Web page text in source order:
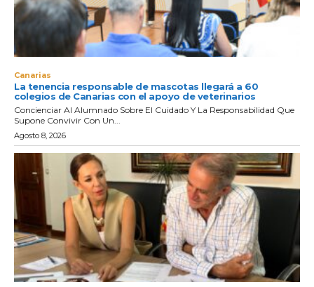
Canarias
La tenencia responsable de mascotas llegará a 60
colegios de Canarias con el apoyo de veterinarios
Concienciar Al Alumnado Sobre El Cuidado Y La Responsabilidad Que
Supone Convivir Con Un...
Agosto 8, 2026